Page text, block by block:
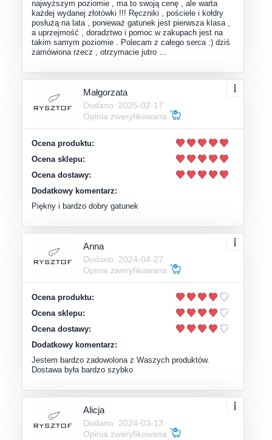
najwyższym poziomie , ma to swoją cenę , ale warta
każdej wydanej złotówki !!! Ręczniki , pościele i kołdry
posłużą na lata , ponieważ gatunek jest pierwsza klasa ,
a uprzejmość , doradztwo i pomoc w zakupach jest na
takim samym poziomie . Polecam z całego serca :) dziś
zamówiona rzecz , otrzymacie jutro …
Małgorzata
Dodano: 2025-02-17
Opinia zweryfikowana
Ocena produktu:
Ocena sklepu:
Ocena dostawy:
Dodatkowy komentarz:
Piękny i bardzo dobry gatunek
Anna
Dodano: 2024-04-27
Opinia zweryfikowana
Ocena produktu:
Ocena sklepu:
Ocena dostawy:
Dodatkowy komentarz:
Jestem bardzo zadowolona z Waszych produktów.
Dostawa była bardzo szybko
Alicja
Dodano: 2024-03-13
Opinia zweryfikowana